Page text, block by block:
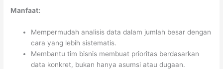
Manfaat:
Mempermudah analisis data dalam jumlah besar dengan
cara yang lebih sistematis.
Membantu tim bisnis membuat prioritas berdasarkan
data konkret, bukan hanya asumsi atau dugaan.